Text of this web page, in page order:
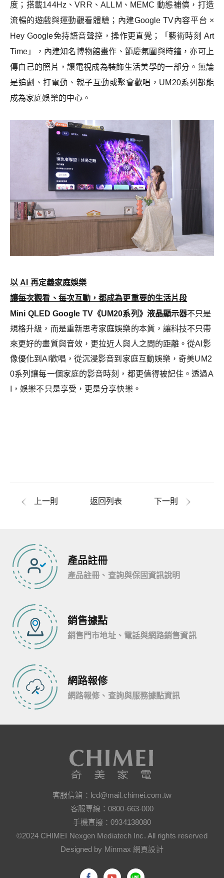
度；搭載144Hz、VRR、ALLM、MEMC 動態補償，打造
流暢的遊戲與運動觀看體驗；內建Google TV內容平台 ×
Hey Google免持語音聲控，操作更直覺；「藝術時刻 Art
Time」，內建知名博物館畫作、節慶氛圍與時鐘，亦可上
傳自己的照片，讓電視成為裝飾生活美學的一部分。無論
是追劇、打電動、親子互動或聚會歡唱，UM20系列都能
成為家庭娛樂的中心。
以 AI 再定義家庭娛樂
讓每次觀看、每次互動，都成為更重要的生活片段
Mini QLED Google TV《UM20系列》液晶顯示器不只是
規格升級，而是重新思考家庭娛樂的本質，讓科技不只帶
來更好的畫質與音效，更拉近人與人之間的距離。從AI影
像優化到AI歡唱，從沉浸影音到家庭互動娛樂，奇美UM2
0系列讓每一個家庭的影音時刻，都更值得被記住。透過A
I，娛樂不只是享受，更是分享快樂。
上一則 返回列表 下一則
產品註冊
產品註冊、查詢與保固資訊說明
銷售據點
銷售門市地址、電話與網路銷售資訊
網路報修
網路報修、查詢與服務據點資訊
客服信箱： lcd@mail.chimei.com.tw
客服專線：0800-663-000
手機直撥：0934138080
©2024 CHIMEI Nexgen Mediatech Inc. All rights reserved
Designed by Minmax 網頁設計